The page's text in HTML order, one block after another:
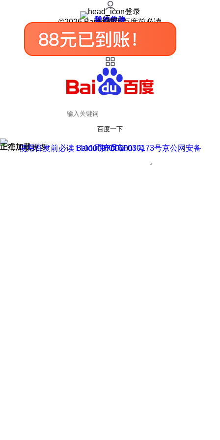
登录
我的关注
我的收藏
皮肤中心
用户反馈
设置
©2026 Baidu 使用百度前必读
百度一下
正在加载
上滑加载更多 用户反馈
使用百度前必读 Baidu 京ICP证030173号
京公网安备11000002000001号